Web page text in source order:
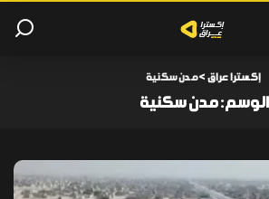
إكسترا عراق >مدن سكنية
الوسم:مدن سكنية